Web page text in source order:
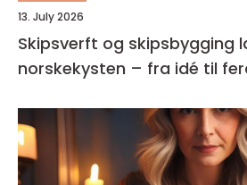
13. July 2026
Skipsverft og skipsbygging
norskekysten – fra idé til